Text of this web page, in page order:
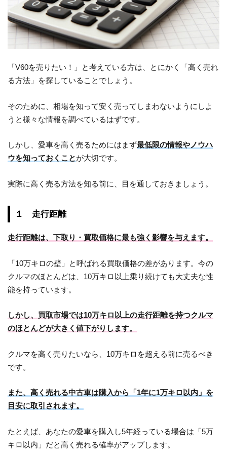
「V60を売りたい！」と考えている方は、とにかく「高く売れ
る方法」を探していることでしょう。
そのために、相場を知って安く売ってしまわないようにしよ
うと様々な情報を調べているはずです。
しかし、愛車を高く売るためにはまず最低限の情報やノウハ
ウを知っておくことが大切です。
実際に高く売る方法を知る前に、目を通しておきましょう。
１ 走行距離
走行距離は、下取り・買取価格に最も強く影響を与えます。
「10万キロの壁」と呼ばれる買取価格の差があります。今の
クルマのほとんどは、10万キロ以上乗り続けても大丈夫な性
能を持っています。
しかし、買取市場では10万キロ以上の走行距離を持つクルマ
のほとんどが大きく値下がりします。
クルマを高く売りたいなら、10万キロを超える前に売るべき
です。
また、高く売れる中古車は購入から「1年に1万キロ以内」を
目安に取引されます。
たとえば、あなたの愛車を購入し5年経っている場合は「5万
キロ以内」だと高く売れる確率がアップします。